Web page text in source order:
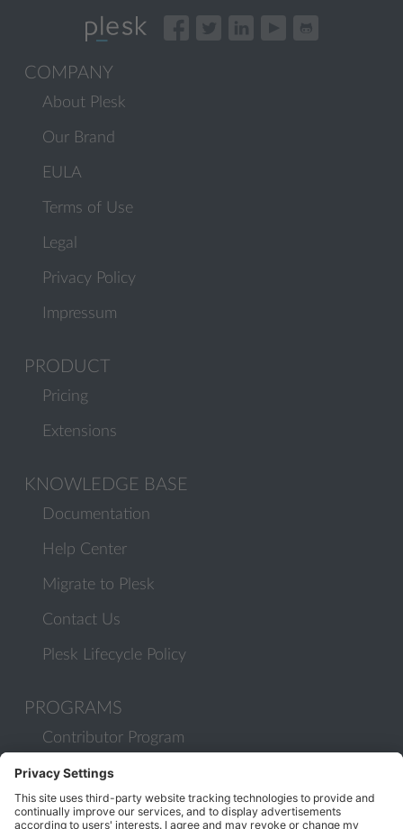
COMPANY
About Plesk
Our Brand
EULA
Terms of Use
Legal
Privacy Policy
Impressum
PRODUCT
Pricing
Extensions
KNOWLEDGE BASE
Documentation
Help Center
Migrate to Plesk
Contact Us
Plesk Lifecycle Policy
PROGRAMS
Contributor Program
Partner Program